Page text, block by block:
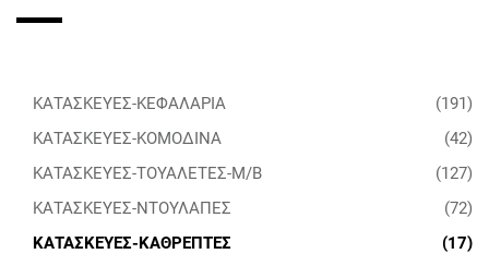
ΚΑΤΑΣΚΕΥΕΣ-ΚΕΦΑΛΑΡΙΑ
(191)
ΚΑΤΑΣΚΕΥΕΣ-ΚΟΜΟΔΙΝΑ
(42)
ΚΑΤΑΣΚΕΥΕΣ-ΤΟΥΑΛΕΤΕΣ-Μ/Β
(127)
ΚΑΤΑΣΚΕΥΕΣ-ΝΤΟΥΛΑΠΕΣ
(72)
ΚΑΤΑΣΚΕΥΕΣ-ΚΑΘΡΕΠΤΕΣ
(17)